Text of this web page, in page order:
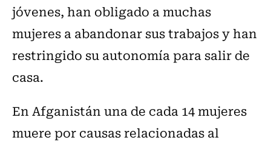
jóvenes, han obligado a muchas
mujeres a abandonar sus trabajos y han
restringido su autonomía para salir de
casa.
En Afganistán una de cada 14 mujeres
muere por causas relacionadas al